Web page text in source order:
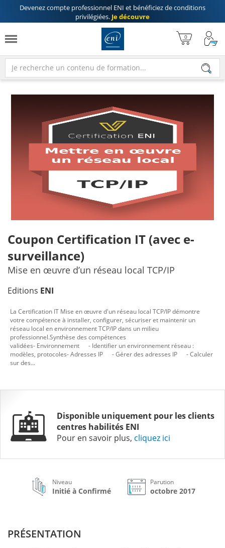
Devenez compte professionnel ENI et bénéficiez deconditions
privilégiées. Je découvre
Coupon Certification IT (avec e-
surveillance)
Mise en œuvre d’un réseau local TCP/IP
Editions ENI
Disponible uniquement pour lesclients
centres habilités ENI
Pour en savoir plus, cliquez ici
La Certification IT Mise en œuvre d'un réseau local TCP/IP démontre
votre compétence à installer, configurer, sécuriser et maintenir un
réseau local en environnement TCP/IP dans un milieu
professionnel.Synthèse des compétences
validées- Environnement - Identifier un environnement réseau :
modèles, protocoles- Adresses IP - Gérer des adresses IP - Calculer
sur des...
Niveau
Initié à Confirmé
Parution
octobre 2017
PRÉSENTATION